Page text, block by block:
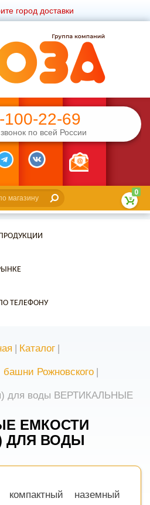
город доставки
100-22-69
по всей России
0
ТЕЛЕФОНУ
| Каталог |
башни Рожновского |
для воды ВЕРТИКАЛЬНЫЕ
ЕМКОСТИ
ДЛЯ ВОДЫ
наземный